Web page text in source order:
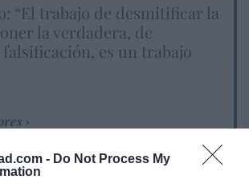
- Do Not Process My
“El trabajo de desmitificar la
la verdadera, de
es un trabajo
CORRUPCIÓN SANCHISTA